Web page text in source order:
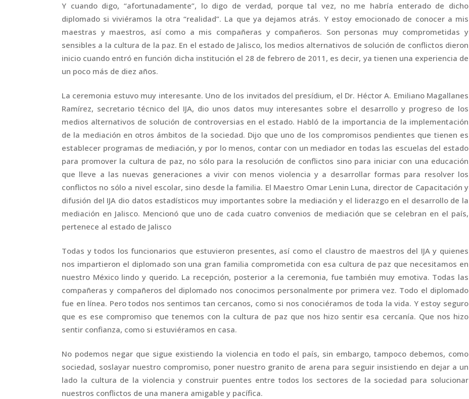
Y cuando digo, “afortunadamente”, lo digo de verdad, porque tal vez, no me habría enterado de dicho
diplomado si viviéramos la otra “realidad”. La que ya dejamos atrás. Y estoy emocionado de conocer a mis
maestras y maestros, así como a mis compañeras y compañeros. Son personas muy comprometidas y
sensibles a la cultura de la paz. En el estado de Jalisco, los medios alternativos de solución de conflictos dieron
inicio cuando entró en función dicha institución el 28 de febrero de 2011, es decir, ya tienen una experiencia de
un poco más de diez años.
La ceremonia estuvo muy interesante. Uno de los invitados del presídium, el Dr. Héctor A. Emiliano Magallanes
Ramírez, secretario técnico del IJA, dio unos datos muy interesantes sobre el desarrollo y progreso de los
medios alternativos de solución de controversias en el estado. Habló de la importancia de la implementación
de la mediación en otros ámbitos de la sociedad. Dijo que uno de los compromisos pendientes que tienen es
establecer programas de mediación, y por lo menos, contar con un mediador en todas las escuelas del estado
para promover la cultura de paz, no sólo para la resolución de conflictos sino para iniciar con una educación
que lleve a las nuevas generaciones a vivir con menos violencia y a desarrollar formas para resolver los
conflictos no sólo a nivel escolar, sino desde la familia. El Maestro Omar Lenin Luna, director de Capacitación y
difusión del IJA dio datos estadísticos muy importantes sobre la mediación y el liderazgo en el desarrollo de la
mediación en Jalisco. Mencionó que uno de cada cuatro convenios de mediación que se celebran en el país,
pertenece al estado de Jalisco
Todas y todos los funcionarios que estuvieron presentes, así como el claustro de maestros del IJA y quienes
nos impartieron el diplomado son una gran familia comprometida con esa cultura de paz que necesitamos en
nuestro México lindo y querido. La recepción, posterior a la ceremonia, fue también muy emotiva. Todas las
compañeras y compañeros del diplomado nos conocimos personalmente por primera vez. Todo el diplomado
fue en línea. Pero todos nos sentimos tan cercanos, como si nos conociéramos de toda la vida. Y estoy seguro
que es ese compromiso que tenemos con la cultura de paz que nos hizo sentir esa cercanía. Que nos hizo
sentir confianza, como si estuviéramos en casa.
No podemos negar que sigue existiendo la violencia en todo el país, sin embargo, tampoco debemos, como
sociedad, soslayar nuestro compromiso, poner nuestro granito de arena para seguir insistiendo en dejar a un
lado la cultura de la violencia y construir puentes entre todos los sectores de la sociedad para solucionar
nuestros conflictos de una manera amigable y pacífica.